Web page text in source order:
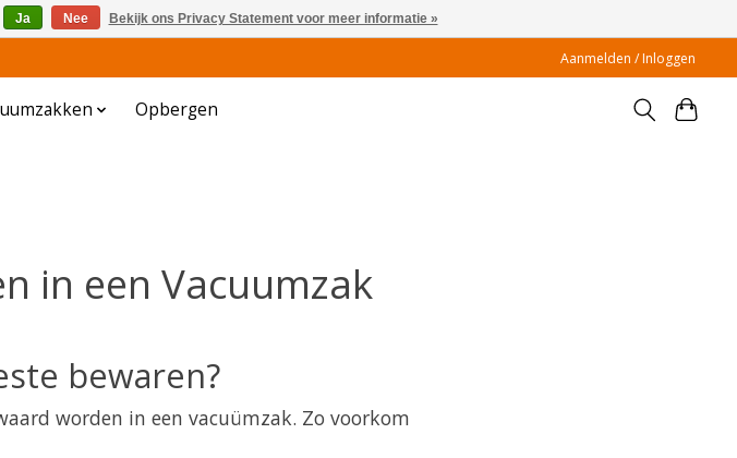
Aanmelden / Inloggen
Opbergen
in een Vacuumzak
bewaren?
worden in een vacuümzak. Zo voorkom
Ja Nee Bekijk ons Privacy Statement voor meer informatie »